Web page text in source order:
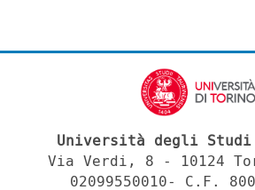
Università degli
Via Verdi, 8 - 10124
02099550010- C.F.